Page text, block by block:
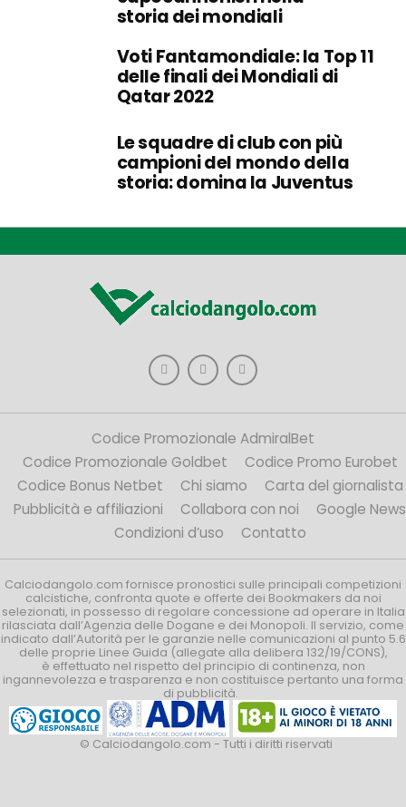
storia dei mondiali
Voti Fantamondiale: la Top 11
delle finali dei Mondiali di
Qatar 2022
Le squadre di club con più
campioni del mondo della
storia: domina la Juventus
Codice Promozionale AdmiralBet
Codice Promozionale Goldbet
Codice Promo Eurobet
Codice Bonus Netbet
Chi siamo
Carta del giornalista
Pubblicità e affiliazioni
Collabora con noi
Google News
Condizioni d’uso
Contatto
Calciodangolo.com fornisce pronostici sulle principali competizioni
calcistiche, confronta quote e offerte dei Bookmakers da noi
selezionati, in possesso di regolare concessione ad operare in Italia
rilasciata dall’Agenzia delle Dogane e dei Monopoli. Il servizio, come
indicato dall’Autorità per le garanzie nelle comunicazioni al punto 5.6
delle proprie Linee Guida (allegate alla delibera 132/19/CONS),
è effettuato nel rispetto del principio di continenza, non
ingannevolezza e trasparenza e non costituisce pertanto una forma
di pubblicità.
© Calciodangolo.com - Tutti i diritti riservati